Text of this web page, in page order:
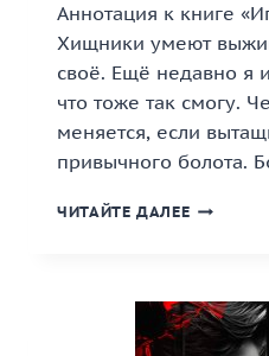
Аннотация к книге
Хищники умеют
своё. Ещё недавно я
что тоже так смогу.
меняется, если
привычного болота.
ЧИТАЙТЕ ДАЛЕЕ «ИГРА